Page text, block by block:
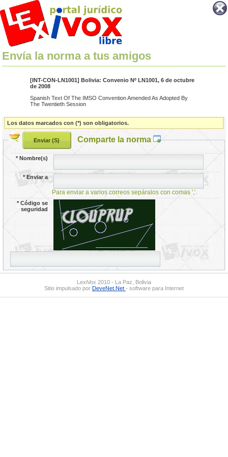
Envía la norma a tus amigos
[INT-CON-LN1001] Bolivia: Convenio Nº LN1001, 6 de octubre
de 2008
Spanish Text Of The IMSO Convention Amended As Adopted By
The Twentieth Session
Los datos marcados con (*) son obligatorios.
Comparte la norma
*Nombre(s)
*Enviar a
Para enviar a varios correos sepáralos con comas ','.
*Código se
seguridad
LexiVox 2010 - La Paz, Bolivia
Sitio impulsado por DeveNet.Net - software para Internet